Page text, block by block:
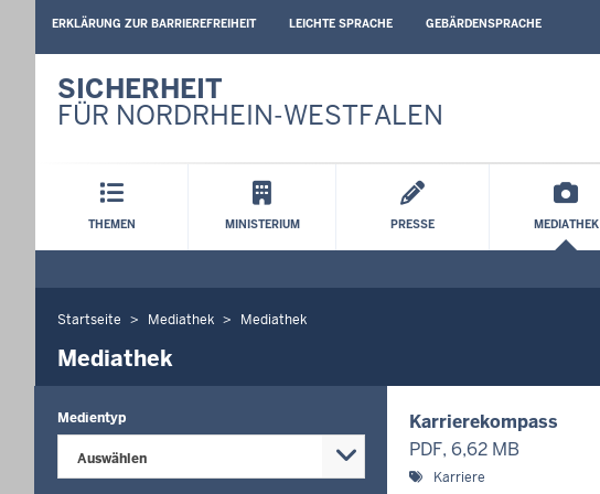
SPRACHEN
ERKLÄRUNG ZUR BARRIEREFREIHEIT LEICHTE SPRACHE GEBÄRDENSPRACHE
SICHERHEIT
FÜR NORDRHEIN-WESTFALEN
Hauptmenü
THEMEN MINISTERIUM PRESSE MEDIATHEK
Sie
befinden
Startseite Mediathek Mediathek
Mediathek
Medientyp
Auswählen
Karrierekompass
PDF, 6,62 MB
Karriere